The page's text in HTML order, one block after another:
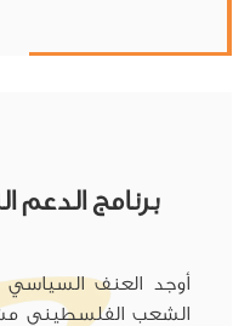
برنامج الدعم
أوجد العنف السياسي
الشعب الفلسطيني